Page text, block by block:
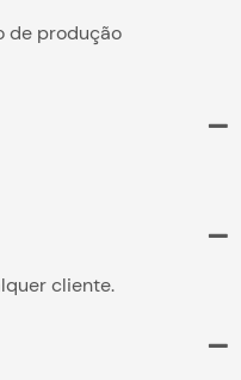
de produção
cliente.